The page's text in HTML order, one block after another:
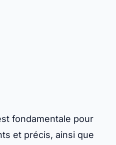
fondamentale pour
et précis, ainsi que